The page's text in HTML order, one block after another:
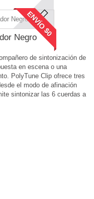
ENVÍO $0
Negro
de sintonización de
en escena o una
PolyTune Clip ofrece tres
el modo de afinación
sintonizar las 6 cuerdas a